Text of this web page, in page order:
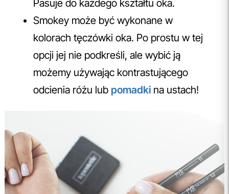
Pasuje do każdego kształtu oka.
Smokey może być wykonane w
kolorach tęczówki oka. Po prostu w tej
opcji jej nie podkreśli, ale wybić ją
możemy używając kontrastującego
odcienia różu lub pomadki na ustach!